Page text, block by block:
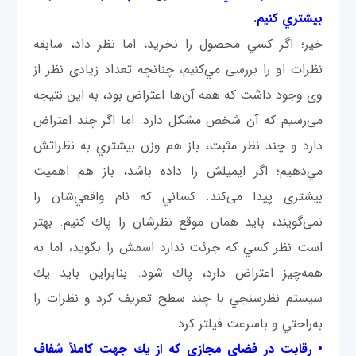
بيشتري كنيم.
خیر؛ اگر كسي محصول را نخريد، اما نظر داد، سابقه
نظرات او را بررسی مي‌كنيم، چنانچه تعداد زیادی نظر از
وی وجود داشت که همه آن‌ها اعتراض بود، به این نتیجه
می‌رسیم که آن شخص مشكل دارد. اما اگر چند اعتراض
دارد و چند نظر مثبت، باز هم وزن بيشتري به نظراتش
مي‌دهیم؛ اگر ايميلش را داده باشد، باز هم اهمیت
بیشتری پیدا می‌کند. كساني كه نام واقعي‌شان را
نمی‌گویند، باید همان موقع نظرشان را پاك ‌كنیم. بهتر
است نظر كسي كه جرئت ندارد اسمش را بگويد، اما به
همه‌چيز اعتراض دارد، پاك شود. بنابراين بايد يك
سيستم نظرسنجي با چند سطح تعريف كرد و نظرات را
به‌راحتي و باسرعت فيلتر كرد.
• رقابت در فضاي مجازي كه از يك جهت كاملاً شفاف